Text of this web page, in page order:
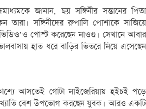
জানান, ছয় সঙ্গিনীর সন্তানের পিতা
তারা। সঙ্গিনীদের রুপালি পোশাকে সাজিয়ে
ভিডিও’ও পোস্ট করেছেন নাওগু। সেখানে আবার
হাত ধরে বাড়ির ভিতরে নিয়ে এসেছেন
আসতেই গোটা নাইজেরিয়ায় হইচই পড়ে
বেশ উপভোগ করছেন যুবক। আরও একটি